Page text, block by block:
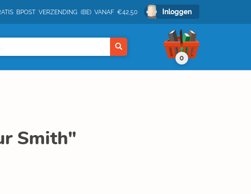
BPOST VERZENDING (BE) VANAF €42,50 Inloggen
0
Smith"